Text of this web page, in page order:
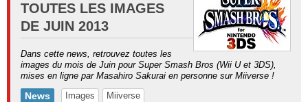
TOUTES LES IMAGES
DE JUIN 2013
Dans cette news, retrouvez toutes les
images du mois de Juin pour Super Smash Bros (Wii U et 3DS),
mises en ligne par Masahiro Sakurai en personne sur Miiverse !
News Images Miiverse